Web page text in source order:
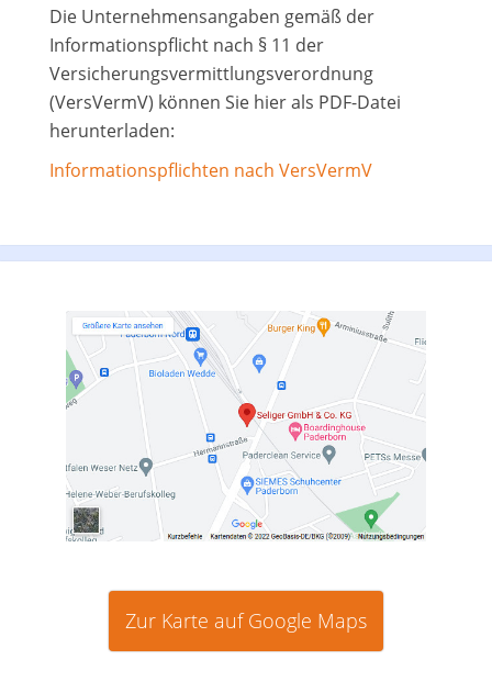
Die Unternehmensangaben gemäß der
Informationspflicht nach § 11 der
Versicherungsvermittlungsverordnung
(VersVermV) können Sie hier als PDF-Datei
herunterladen:
Informationspflichten nach VersVermV
Zur Karte auf Google Maps